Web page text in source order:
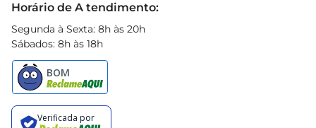
Horário de A tendimento:
Segunda à Sexta: 8h às 20h
Sábados: 8h às 18h